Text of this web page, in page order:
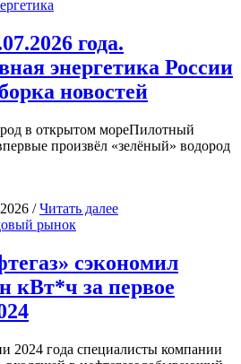
года.
энергетика России
новостей
в открытом мореПилотный
произвёл «зелёный» водород
/Читать далее
рынок
сэкономил
кВт*ч за первое
2024 года специалисты компании